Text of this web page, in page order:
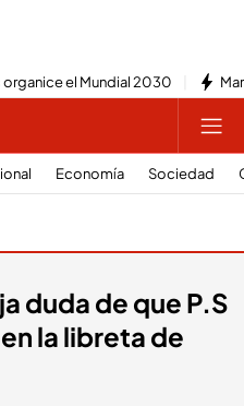
organice el Mundial 2030
Economía Sociedad
duda de que P.S
la libreta de